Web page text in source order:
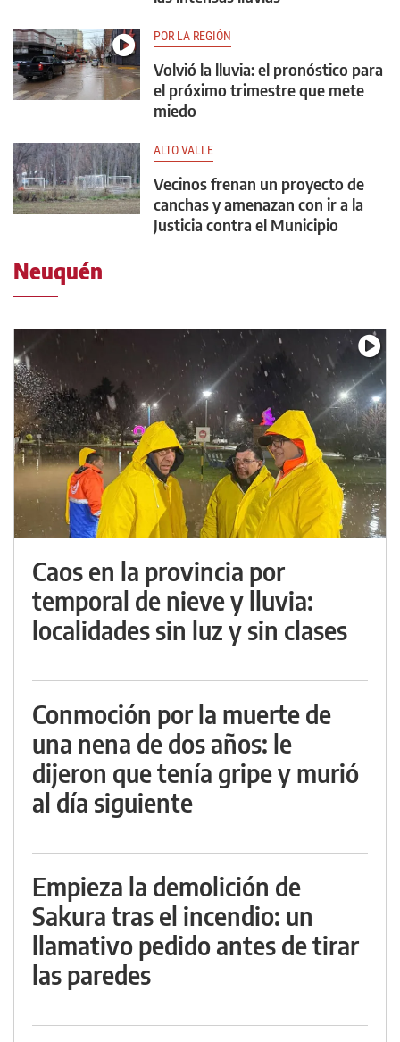
POR LA REGIÓN
Volvió la lluvia: el pronóstico para
el próximo trimestre que mete
miedo
ALTO VALLE
Vecinos frenan un proyecto de
canchas y amenazan con ir a la
Justicia contra el Municipio
Neuquén
Caos en la provincia por
temporal de nieve y lluvia:
localidades sin luz y sin clases
Conmoción por la muerte de
una nena de dos años: le
dijeron que tenía gripe y murió
al día siguiente
Empieza la demolición de
Sakura tras el incendio: un
llamativo pedido antes de tirar
las paredes